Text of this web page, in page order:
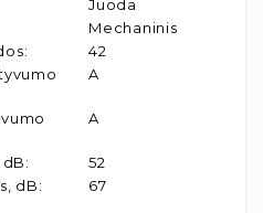
Juoda
Mechaninis
:
42
A
A
:
52
dB: 67